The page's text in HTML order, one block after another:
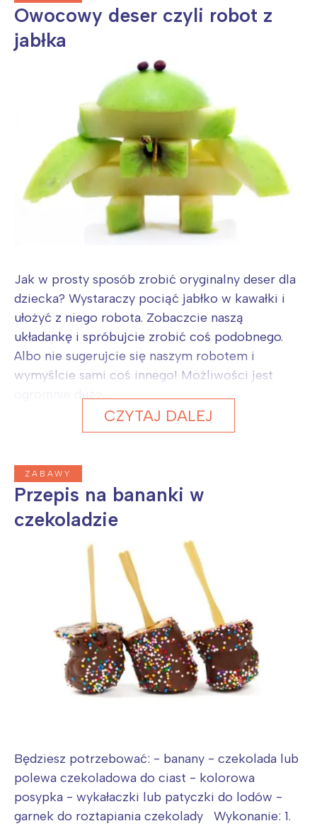
Owocowy deser czyli robot z
jabłka
Jak w prosty sposób zrobić oryginalny deser dla
dziecka? Wystaraczy pociąć jabłko w kawałki i
ułożyć z niego robota. Zobaczcie naszą
układankę i spróbujcie zrobić coś podobnego.
Albo nie sugerujcie się naszym robotem i
wymyślcie sami coś innego! Możliwości jest
CZYTAJ DALEJ
ZABAWY
Przepis na bananki w
czekoladzie
Będziesz potrzebować: - banany - czekolada lub
polewa czekoladowa do ciast - kolorowa
posypka - wykałaczki lub patyczki do lodów -
garnek do roztapiania czekolady Wykonanie: 1.